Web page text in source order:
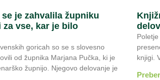
je zahvalila župniku
vse, kar je bilo
goricah so se s slovesno
od župnika Marjana Pučka, ki je
župnijo. Njegovo delovanje je
knjigi.